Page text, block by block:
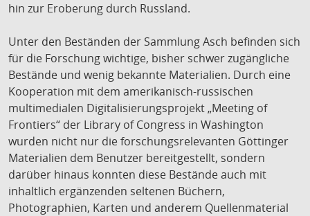
hin zur Eroberung durch Russland.
Unter den Beständen der Sammlung Asch befinden sich
für die Forschung wichtige, bisher schwer zugängliche
Bestände und wenig bekannte Materialien. Durch eine
Kooperation mit dem amerikanisch-russischen
multimedialen Digitalisierungsprojekt „Meeting of
Frontiers“ der Library of Congress in Washington
wurden nicht nur die forschungsrelevanten Göttinger
Materialien dem Benutzer bereitgestellt, sondern
darüber hinaus konnten diese Bestände auch mit
inhaltlich ergänzenden seltenen Büchern,
Photographien, Karten und anderem Quellenmaterial